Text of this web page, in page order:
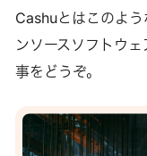
Cashuとはこのよ
ンソースソフトウ
事をどうぞ。